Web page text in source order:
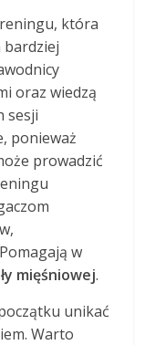
która
bardziej
oraz wiedzą
sesji
ponieważ
prowadzić
w
mięśniowej.
unikać
Warto